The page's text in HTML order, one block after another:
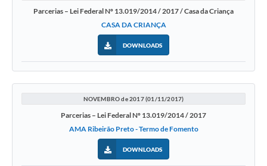
Parcerias – Lei Federal Nº 13.019/2014 / 2017 / Casa da Criança
CASA DA CRIANÇA
DOWNLOADS
NOVEMBRO de 2017 (01/11/2017)
Parcerias – Lei Federal Nº 13.019/2014 / 2017
AMA Ribeirão Preto - Termo de Fomento
DOWNLOADS